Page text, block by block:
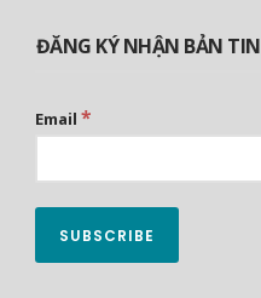
ĐĂNG KÝ NHẬN BẢN TIN
Email *